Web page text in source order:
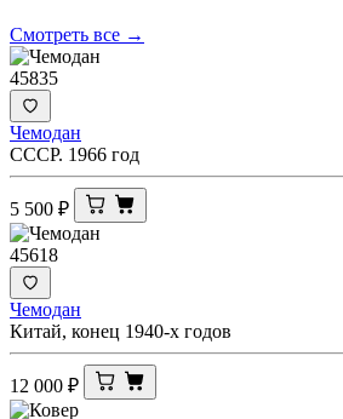
Смотреть все →
45835
Чемодан
СССР. 1966 год
5 500 ₽
45618
Чемодан
Китай, конец 1940-х годов
12 000 ₽